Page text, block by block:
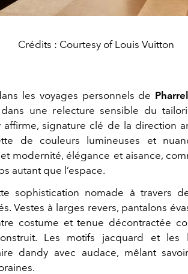
Crédits : Courtesy of Louis Vuitton
les voyages personnels de
dans une relecture sensible du
affirme, signature clé de la direction
de couleurs lumineuses et
modernité, élégance et aisance,
autant que l’espace.
sophistication nomade à travers
Vestes à larges revers, pantalons
costume et tenue décontractée
Les motifs jacquard et les
dandy avec audace, mêlant